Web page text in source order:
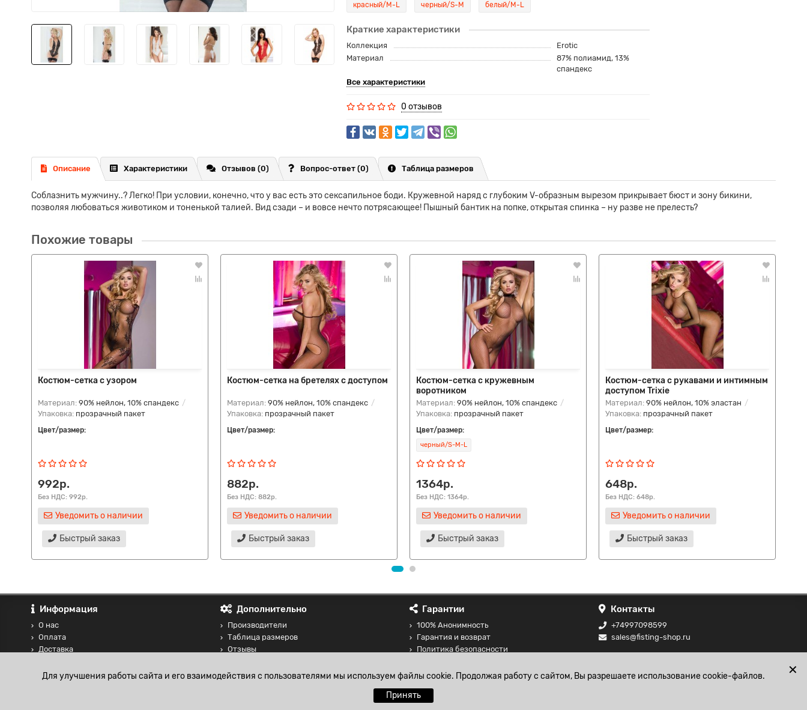
красный/M-L черный/S-M белый/M-L
Краткие характеристики
Коллекция
Erotic
Материал
87% полиамид, 13%
спандекс
Все характеристики
0 отзывов
Описание Характеристики Отзывов (0) Вопрос-ответ (0) Таблица размеров
Соблазнить мужчину..? Легко! При условии, конечно, что у вас есть это сексапильное боди. Кружевной наряд с глубоким V-образным вырезом прикрывает бюст и зону бикини,
позволяя любоваться животиком и тоненькой талией. Вид сзади – и вовсе нечто потрясающее! Пышный бантик на попке, открытая спинка – ну разве не прелесть?
Похожие товары
Костюм-сетка с узором
Материал: 90% нейлон, 10% спандекс
Упаковка: прозрачный пакет
Цвет/размер:
992р.
Без НДС: 992р.
Уведомить о наличии
Быстрый заказ
Костюм-сетка на бретелях с доступом
Материал: 90% нейлон, 10% спандекс
Упаковка: прозрачный пакет
Цвет/размер:
882р.
Без НДС: 882р.
Уведомить о наличии
Быстрый заказ
Костюм-сетка с кружевным
воротником
Материал: 90% нейлон, 10% спандекс
Упаковка: прозрачный пакет
Цвет/размер:
черный/S-M-L
1364р.
Без НДС: 1364р.
Уведомить о наличии
Быстрый заказ
Костюм-сетка с рукавами и интимным
доступом Trixie
Материал: 90% нейлон, 10% эластан
Упаковка: прозрачный пакет
Цвет/размер:
648р.
Без НДС: 648р.
Уведомить о наличии
Быстрый заказ
Информация
О нас
Оплата
Доставка
Блог
Дополнительно
Производители
Таблица размеров
Отзывы
Гарантии
100% Анонимность
Гарантия и возврат
Политика безопасности
данных
Контакты
+74997098599
sales@fisting-shop.ru
✕
Для улучшения работы сайта и его взаимодействия с пользователями мы используем файлы cookie. Продолжая работу с сайтом, Вы разрешаете использование cookie-файлов.
Принять